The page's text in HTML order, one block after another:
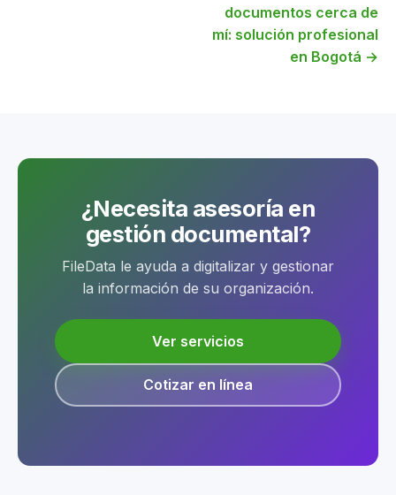
documentos cerca de
mí: solución profesional
en Bogotá →
¿Necesita asesoría en
gestión documental?
FileData le ayuda a digitalizar y gestionar
la información de su organización.
Ver servicios
Cotizar en línea